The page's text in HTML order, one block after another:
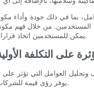
100 وات من خلال مجموعة متنوعة من
من خلال فهم
يمكن للمستخدمين اتخاذ قرارات مستنيرة عند اختيار الماكينة المناسبة لاحتياجاتهم الخاصة.
على التكلفة الأولية
يوفر رؤى قيمة للشركات والأفراد الذين يتطلعون إلى الاستثمار في هذه التكنولوجيا.